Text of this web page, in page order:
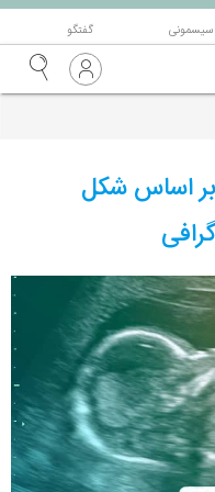
سیسمونی گفتگو
اساس شکل